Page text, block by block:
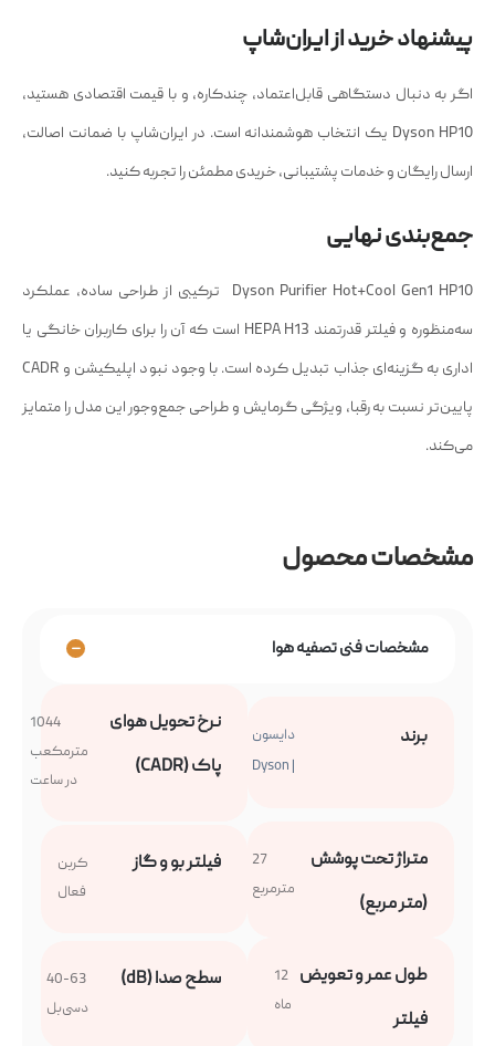
پیشنهاد خرید از ایران‌شاپ
اگر به دنبال دستگاهی قابل‌اعتماد، چندکاره، و با قیمت اقتصادی هستید،
Dyson HP10 یک انتخاب هوشمندانه است. در ایران‌شاپ با ضمانت اصالت،
ارسال رایگان و خدمات پشتیبانی، خریدی مطمئن را تجربه کنید.
جمع‌بندی نهایی
Dyson Purifier Hot+Cool Gen1 HP10 ترکیبی از طراحی ساده، عملکرد
سه‌منظوره و فیلتر قدرتمند HEPA H13 است که آن را برای کاربران خانگی یا
اداری به گزینه‌ای جذاب تبدیل کرده است. با وجود نبود اپلیکیشن و CADR
پایین‌تر نسبت به رقبا، ویژگی گرمایش و طراحی جمع‌وجور این مدل را متمایز
می‌کند.
مشخصات محصول
مشخصات فنی تصفیه هوا
برند
دایسون
| Dyson
نرخ تحویل هوای
پاک (CADR)
1044
مترمکعب
در ساعت
متراژ تحت پوشش
(متر مربع)
27
مترمربع
فیلتر بو و گاز
کربن
فعال
طول عمر و تعویض
فیلتر
12
ماه
سطح صدا (dB)
40-63
دسی‌بل